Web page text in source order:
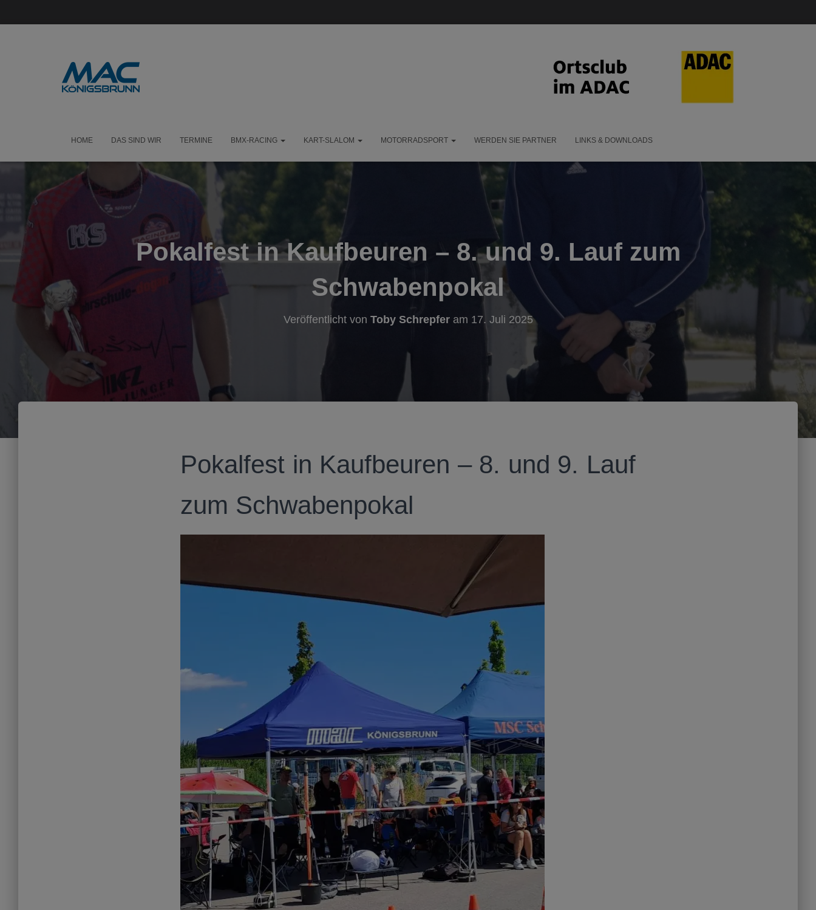
HOME DAS SIND WIR TERMINE BMX-RACING KART-SLALOM MOTORRADSPORT WERDEN SIE PARTNER LINKS & DOWNLOADS
Pokalfest in Kaufbeuren – 8. und 9. Lauf zum
Schwabenpokal
Veröffentlicht von Toby Schrepferam 17. Juli 2025
Pokalfest in Kaufbeuren – 8. und 9. Lauf
zum Schwabenpokal